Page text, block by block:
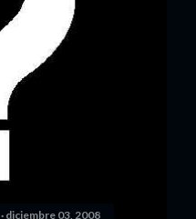
diciembre 03, 2008